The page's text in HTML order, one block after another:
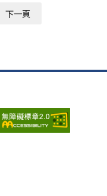
需市場，包括推動文
同時持續扶持科技產
維持「穩中向好」的
，但也各自受到經濟
稀土資源仍有需求，
二是深化兩岸經濟
有政策方向，並未出
臺措施與交流政策持
岸關係影響」座談
行深入分析，並評估
授兼國關中心合聘研
樹範、國防大學中共
已不僅侷限於中央軍
火箭軍與裝備發展
間形成自上游至下游
涉及拉幫結派、自成
下一頁